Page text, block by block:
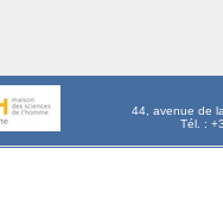
44, avenue de
Tél. :